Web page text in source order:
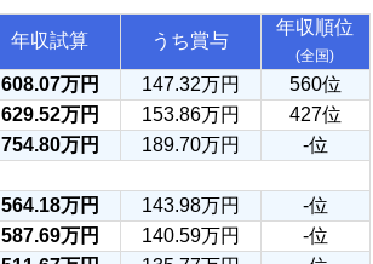
年収試算 うち賞与
年収順位
(全国)
608.07万円 147.32万円
560位
629.52万円 153.86万円
427位
754.80万円 189.70万円
-位
564.18万円 143.98万円 -位
587.69万円 140.59万円 -位